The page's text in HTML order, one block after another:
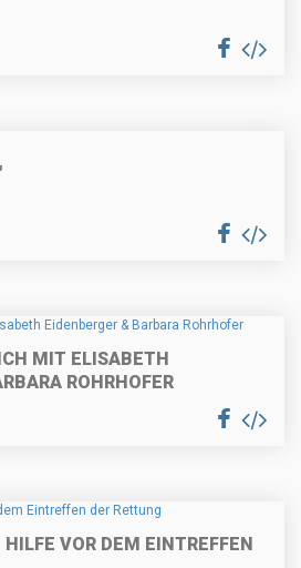
MIT ELISABETH
ROHRHOFER
HILFE VOR DEM EINTREFFEN